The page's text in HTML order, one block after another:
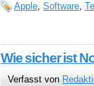
Apple, Software,
Wie sicher ist
Verfasst von